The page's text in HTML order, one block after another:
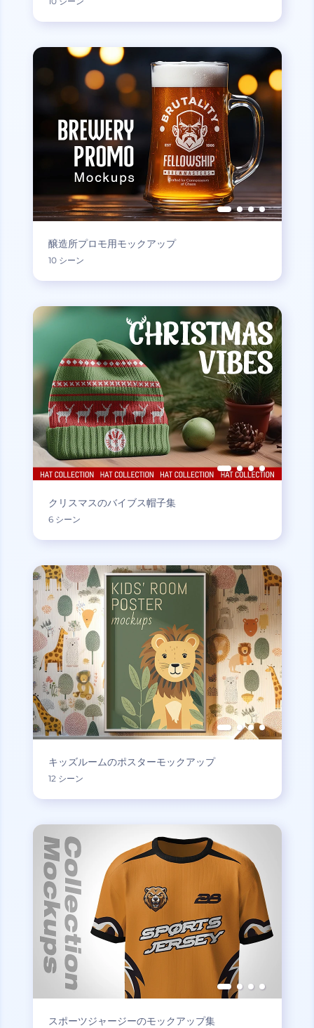
醸造所プロモ用モックアップ
10 シーン
クリスマスのバイブス帽子集
6 シーン
キッズルームのポスターモックアップ
12 シーン
スポーツジャージーのモックアップ集